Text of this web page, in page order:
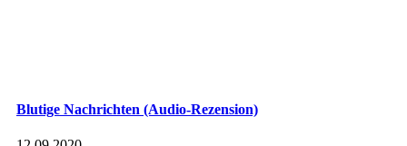
Blutige Nachrichten (Audio-Rezension)